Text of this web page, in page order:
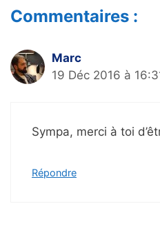
Commentaires :
Marc
19 Déc 2016 à
Sympa, merci à toi
Répondre